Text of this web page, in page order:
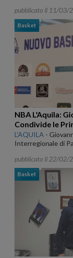
pubblicato il 11/03/
Basket
NBA L'Aquila:
Condivide le
L'AQUILA -
Interregionale di
pubblicato il 22/02/
Basket